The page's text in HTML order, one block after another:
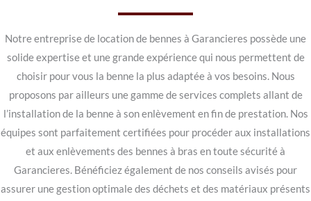
Notre entreprise de location de bennes à Garancieres possède une
solide expertise et une grande expérience qui nous permettent de
choisir pour vous la benne la plus adaptée à vos besoins. Nous
proposons par ailleurs une gamme de services complets allant de
l’installation de la benne à son enlèvement en fin de prestation. Nos
équipes sont parfaitement certifiées pour procéder aux installations
et aux enlèvements des bennes à bras en toute sécurité à
Garancieres. Bénéficiez également de nos conseils avisés pour
assurer une gestion optimale des déchets et des matériaux présents